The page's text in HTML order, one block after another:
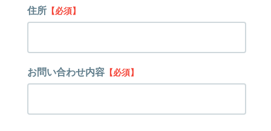
住所【必須】
お問い合わせ内容【必須】